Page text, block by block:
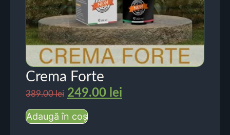
Crema Forte
389.00lei 249.00 lei
Adaugă în coș